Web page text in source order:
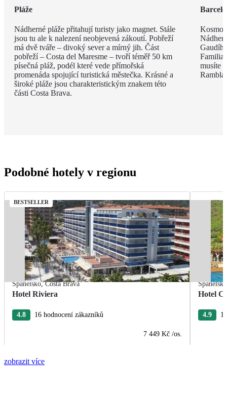
Pláže
Nádherné pláže přitahují turisty jako magnet. Stále
jsou tu ale k nalezení neobjevená zákoutí. Pobřeží
má dvě tváře – divoký sever a mírný jih. Část
pobřeží – Costa del Maresme – tvoří téměř 50 km
písečná pláž, podél které vede přímořská
promenáda spojující turistická městečka. Krásné a
široké pláže jsou charakteristickým znakem této
části Costa Brava.
Familia
musíte
Podobné hotely v regionu
BESTSELLER
Španělsko,Costa Brava
Hotel Riviera
4.8 16 hodnocení zákazníků
7 449 Kč /os.
Španělsko
Hotel
4.9
zobrazit více